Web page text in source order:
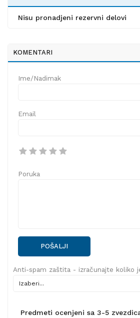
Nisu pronadjeni rezervni delovi
KOMENTARI
Ime/Nadimak
Email
Poruka
POŠALJI
Anti-spam zaštita - izračunajte koliko
Predmeti ocenjeni sa 3-5